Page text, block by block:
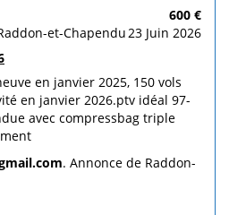
600 €
et-Chapendu23 Juin 2026
en janvier 2025, 150 vols
en janvier 2026.ptv idéal 97-
avec compressbag triple
. Annonce de Raddon-